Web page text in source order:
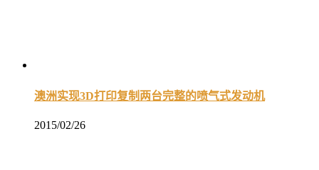
澳洲实现3D打印复制两台完整的喷气式发动机
2015/02/26